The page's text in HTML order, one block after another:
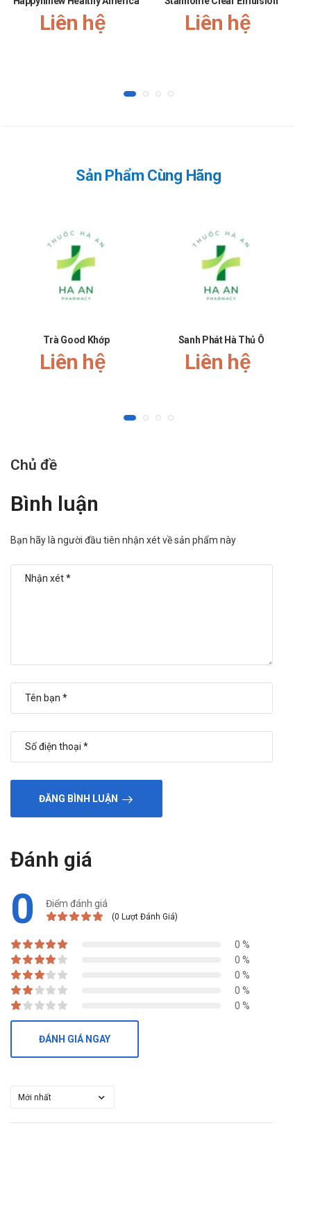
Liên hệ Liên hệ
Sản Phẩm Cùng Hãng
Trà Good Khớp
Liên hệ
Sanh Phát Hà Thủ Ô
Liên hệ
Chủ đề
Bình luận
Bạn hãy là người đầu tiên nhận xét về sản phẩm này
ĐĂNG BÌNH LUẬN
Đánh giá
0 Điểm đánh giá
(0 Lượt Đánh Giá)
0 %
0 %
0 %
0 %
0 %
ĐÁNH GIÁ NGAY